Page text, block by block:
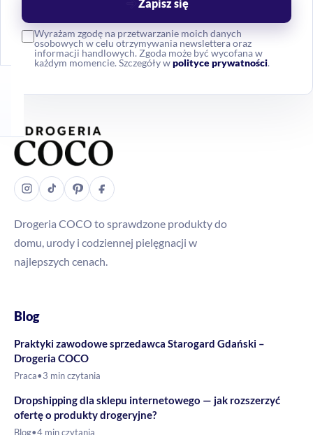
Wyrażam zgodę na przetwarzanie moich danych
osobowych w celu otrzymywania newslettera oraz
informacji handlowych. Zgoda może być wycofana w
każdym momencie. Szczegóły wpolityce prywatności.
Zapisz się
Drogeria COCO to sprawdzone produkty do
domu, urody i codziennej pielęgnacji w
najlepszych cenach.
Blog
Praktyki zawodowe sprzedawca Starogard Gdański –
Drogeria COCO
Praca•3 min czytania
Dropshipping dla sklepu internetowego — jak rozszerzyć
ofertę o produkty drogeryjne?
Blog•4 min czytania